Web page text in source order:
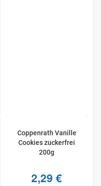
Coppenrath Vanille
Cookies zuckerfrei
200g
2,29 €